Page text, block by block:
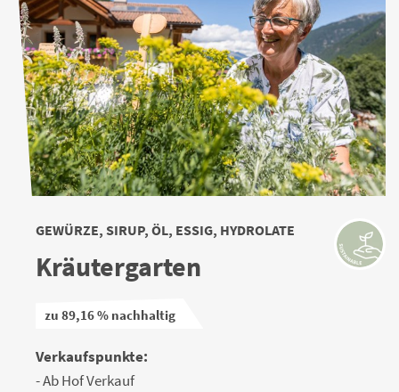
GEWÜRZE, SIRUP, ÖL, ESSIG, HYDROLATE
Kräutergarten
zu 89,16 % nachhaltig
Verkaufspunkte:
- Ab Hof Verkauf